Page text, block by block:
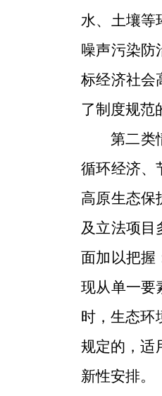
水、土壤等
噪声污染防
标经济社会
了制度规范
第二类
循环经济、
高原生态保
及立法项目
面加以把握
现从单一要
时，生态环
规定的，适
新性安排。